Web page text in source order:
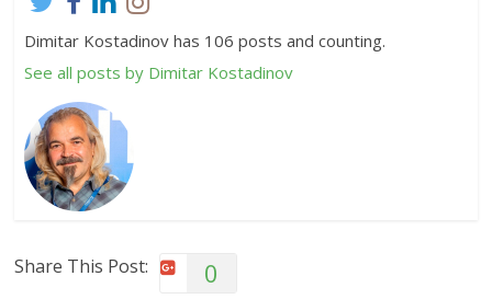
Dimitar Kostadinov has 106 posts and counting.
See all posts by Dimitar Kostadinov
Share This Post: 0